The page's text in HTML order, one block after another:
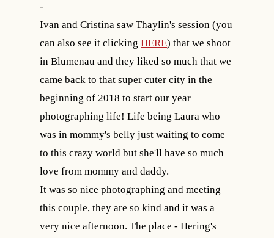
-
Ivan and Cristina saw Thaylin's session (you
can also see it clickingHERE) that we shoot
in Blumenau and they liked so much that we
came back to that super cuter city in the
beginning of 2018 to start our year
photographing life! Life being Laura who
was in mommy's belly just waiting to come
to this crazy world but she'll have so much
love from mommy and daddy.
It was so nice photographing and meeting
this couple, they are so kind and it was a
very nice afternoon. The place - Hering's